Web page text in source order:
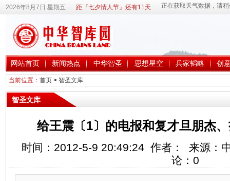
2026年8月7日 星期五 距『七夕情人节』还有11天
网站首页 新闻热点 中华智圣 思想星空 兵家韬略 创
当前位置： 首页> 智圣文库
智圣文库
给王震〔1〕的电报和复才旦朋杰
时间：2012-5-9 20:49:24 作者： 来源：
论： 0